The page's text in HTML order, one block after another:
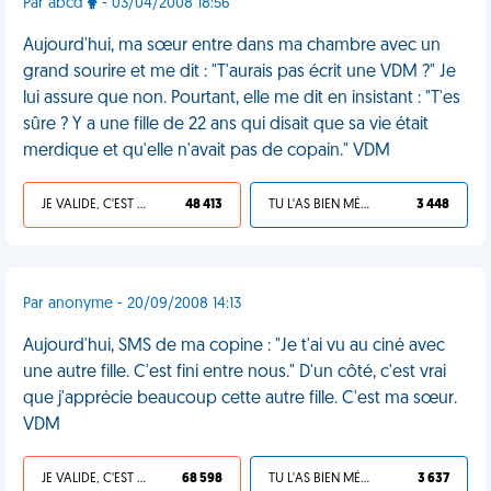
Par abcd - 03/04/2008 18:56
Aujourd'hui, ma sœur entre dans ma chambre avec un
grand sourire et me dit : "T'aurais pas écrit une VDM ?" Je
lui assure que non. Pourtant, elle me dit en insistant : "T'es
sûre ? Y a une fille de 22 ans qui disait que sa vie était
merdique et qu'elle n'avait pas de copain." VDM
JE VALIDE, C'EST UNE VDM 48 413 TU L'AS BIEN MÉRITÉ 3 448
Par anonyme - 20/09/2008 14:13
Aujourd'hui, SMS de ma copine : "Je t'ai vu au ciné avec
une autre fille. C'est fini entre nous." D'un côté, c'est vrai
que j'apprécie beaucoup cette autre fille. C'est ma sœur.
VDM
JE VALIDE, C'EST UNE VDM 68 598 TU L'AS BIEN MÉRITÉ 3 637